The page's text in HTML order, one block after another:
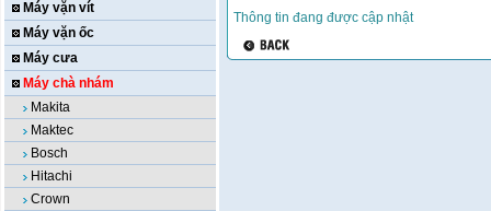
Máy vặn vít
Máy vặn ốc
Máy cưa
Máy chà nhám
Makita
Maktec
Bosch
Hitachi
Crown
Thông tin đang được cập nhật